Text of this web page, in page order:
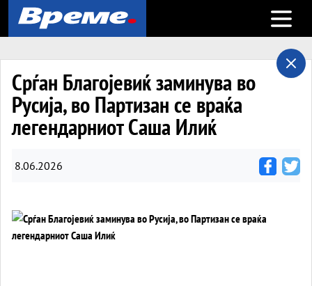
Open
Срѓан Благојевиќ заминува во
Русија, во Партизан се враќа
легендарниот Саша Илиќ
8.06.2026